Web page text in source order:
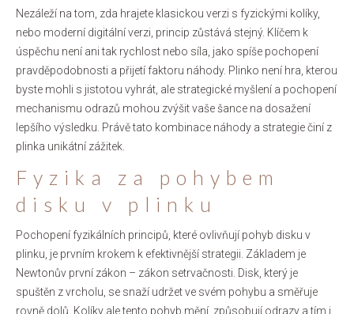
Nezáleží na tom, zda hrajete klasickou verzi s fyzickými kolíky,
nebo moderní digitální verzi, princip zůstává stejný. Klíčem k
úspěchu není ani tak rychlost nebo síla, jako spíše pochopení
pravděpodobnosti a přijetí faktoru náhody. Plinko není hra, kterou
byste mohli s jistotou vyhrát, ale strategické myšlení a pochopení
mechanismu odrazů mohou zvýšit vaše šance na dosažení
lepšího výsledku. Právě tato kombinace náhody a strategie činí z
plinka unikátní zážitek.
Fyzika za pohybem
disku v plinku
Pochopení fyzikálních principů, které ovlivňují pohyb disku v
plinku, je prvním krokem k efektivnější strategii. Základem je
Newtonův první zákon – zákon setrvačnosti. Disk, který je
spuštěn z vrcholu, se snaží udržet ve svém pohybu a směřuje
rovně dolů. Kolíky ale tento pohyb mění, způsobují odrazy a tím i